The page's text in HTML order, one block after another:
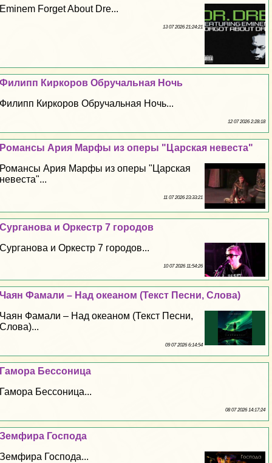
Eminem Forget About Dre...
13 07 2026 21:24:21
Филипп Киркоров Обручальная Ночь
Филипп Киркоров Обручальная Ночь...
12 07 2026 2:28:18
Романсы Ария Марфы из оперы "Царская невеста"
Романсы Ария Марфы из оперы "Царская
невеста"...
11 07 2026 23:33:21
Сурганова и Оркестр 7 городов
Сурганова и Оркестр 7 городов...
10 07 2026 11:54:26
Чаян Фамали – Над океаном (Текст Песни, Слова)
Чаян Фамали – Над океаном (Текст Песни,
Слова)...
09 07 2026 6:14:54
Гамора Бессоница
Гамора Бессоница...
08 07 2026 14:17:24
Земфира Господа
Земфира Господа...